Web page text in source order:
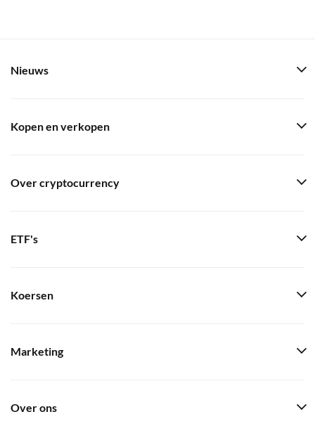
Nieuws
Kopen en verkopen
Over cryptocurrency
ETF's
Koersen
Marketing
Over ons